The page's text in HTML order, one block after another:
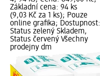
Základní cena: 94 ks
(9,03 Kč za 1 ks); Pouze
online grafika; Dostupnost:
Status zelený Skladem,
Status červený Všechny
prodejny dm